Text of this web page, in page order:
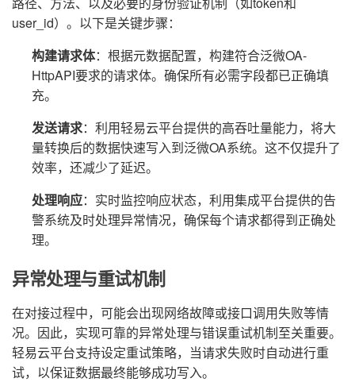
user_id）。以下是关键步骤：
构建请求体：根据元数据配置，构建符合泛微OA-
HttpAPI要求的请求体。确保所有必需字段都已正确填
充。
发送请求：利用轻易云平台提供的高吞吐量能力，将大
量转换后的数据快速写入到泛微OA系统。这不仅提升了
效率，还减少了延迟。
处理响应：实时监控响应状态，利用集成平台提供的告
警系统及时处理异常情况，确保每个请求都得到正确处
理。
异常处理与重试机制
在对接过程中，可能会出现网络故障或接口调用失败等情
况。因此，实现可靠的异常处理与错误重试机制至关重要。
轻易云平台支持设定重试策略，当请求失败时自动进行重
试，以保证数据最终能够成功写入。